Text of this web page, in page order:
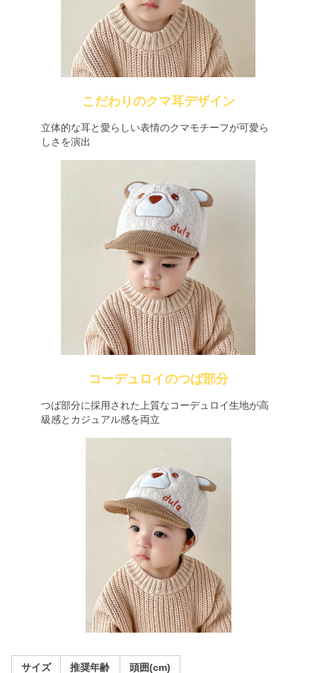
こだわりのクマ耳デザイン
立体的な耳と愛らしい表情のクマモチーフが可愛ら
しさを演出
コーデュロイのつば部分
つば部分に採用された上質なコーデュロイ生地が高
級感とカジュアル感を両立
サイズ 推奨年齢 頭囲(cm)